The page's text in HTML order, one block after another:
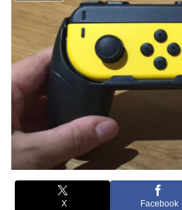
X Facebook